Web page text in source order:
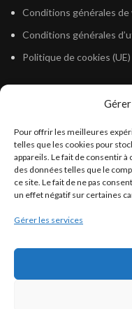
Pour offrir les meilleures
telles que les cookies pour
appareils. Le fait de consentir
des données telles que le
ce site. Le fait de ne pas
un effet négatif sur certaines
Gérer les services
Conditions générales
Conditions générales
Politique de cookies (UE)
Législation Gasoil Fioul
Législation Essence
Législation Adblue
Législation Lubrifiant
Législation